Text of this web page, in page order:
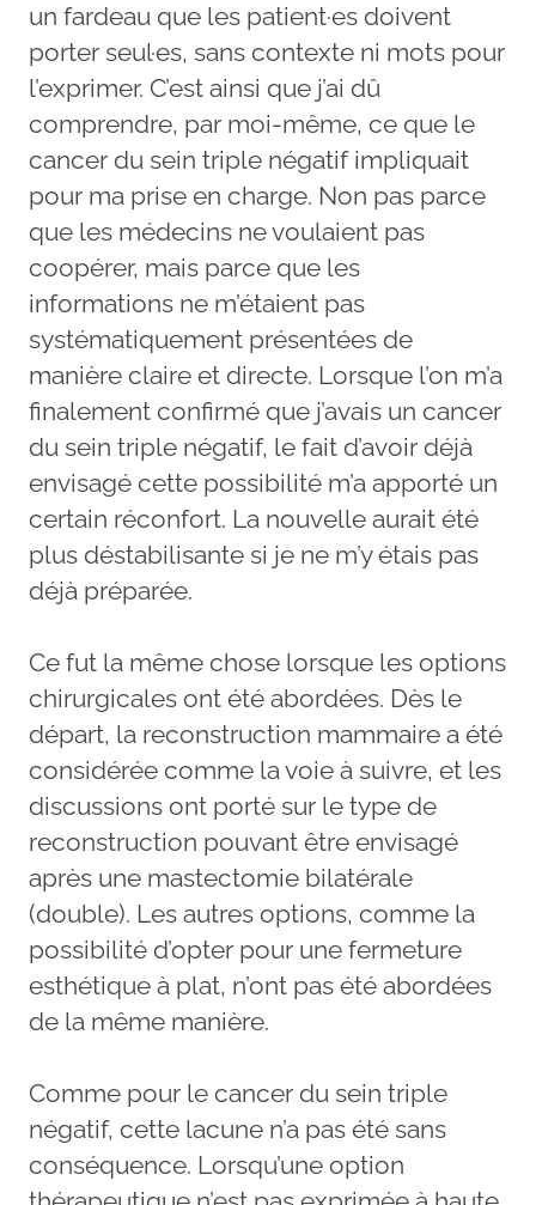
un fardeau que les patient·es doivent
porter seul·es, sans contexte ni mots pour
l’exprimer. C’est ainsi que j’ai dû
comprendre, par moi-même, ce que le
cancer du sein triple négatif impliquait
pour ma prise en charge. Non pas parce
que les médecins ne voulaient pas
coopérer, mais parce que les
informations ne m’étaient pas
systématiquement présentées de
manière claire et directe. Lorsque l’on m’a
finalement confirmé que j’avais un cancer
du sein triple négatif, le fait d’avoir déjà
envisagé cette possibilité m’a apporté un
certain réconfort. La nouvelle aurait été
plus déstabilisante si je ne m’y étais pas
déjà préparée.
Ce fut la même chose lorsque les options
chirurgicales ont été abordées. Dès le
départ, la reconstruction mammaire a été
considérée comme la voie à suivre, et les
discussions ont porté sur le type de
reconstruction pouvant être envisagé
après une mastectomie bilatérale
(double). Les autres options, comme la
possibilité d’opter pour une fermeture
esthétique à plat, n’ont pas été abordées
de la même manière.
Comme pour le cancer du sein triple
négatif, cette lacune n’a pas été sans
conséquence. Lorsqu’une option